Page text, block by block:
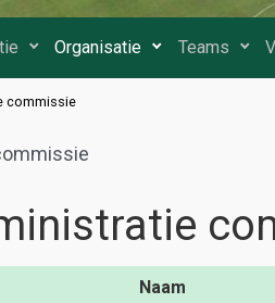
Organisatie Teams
commissie
Naam